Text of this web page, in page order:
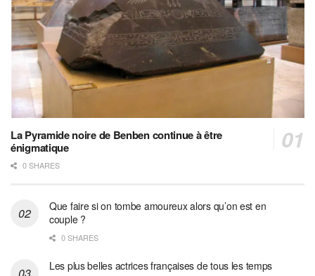
La Pyramide noire de Benben continue à être
énigmatique
0 SHARES
Que faire si on tombe amoureux alors qu’on est en
couple ?
0 SHARES
Les plus belles actrices françaises de tous les temps